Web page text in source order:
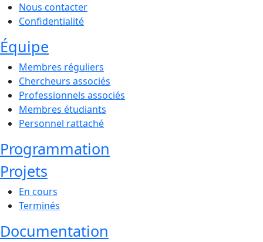
Nous contacter
Confidentialité
Équipe
Membres réguliers
Chercheurs associés
Professionnels associés
Membres étudiants
Personnel rattaché
Programmation
Projets
En cours
Terminés
Documentation